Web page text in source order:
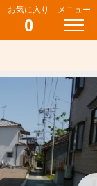
お気に入り
0
メニュー